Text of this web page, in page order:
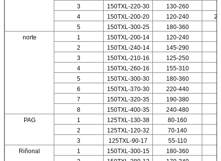
3
150TXL-220-30 130-260
4
150TXL-200-20 120-240
5
150TXL-300-25 180-360
norte
1 150TXL-200-14 120-240
2
150TXL-240-14 145-290
3
150TXL-210-16 125-250
4
150TXL-260-16 155-310
5
150TXL-300-30 180-360
6
150TXL-370-30 220-440
7
150TXL-320-35 190-380
8
150TXL-400-35 240-480
PAG
1 125TXL-130-38 80-160
2
125TXL-120-32 70-140
3
125TXL-90-17 55-110
Riñonal
1 150TXL-300-15 180-360